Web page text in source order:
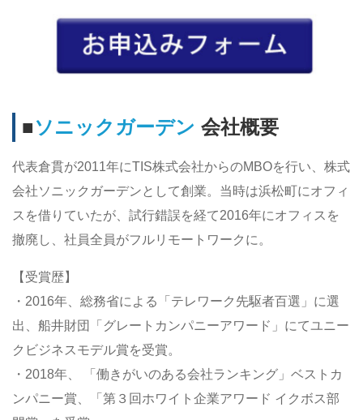
■ソニックガーデン 会社概要
代表倉貫が2011年にTIS株式会社からのMBOを行い、株式
会社ソニックガーデンとして創業。当時は浜松町にオフィ
スを借りていたが、試行錯誤を経て2016年にオフィスを
撤廃し、社員全員がフルリモートワークに。
【受賞歴】
・2016年、総務省による「テレワーク先駆者百選」に選
出、船井財団「グレートカンパニーアワード」にてユニー
クビジネスモデル賞を受賞。
・2018年、 「働きがいのある会社ランキング」ベストカ
ンパニー賞、「第３回ホワイト企業アワード イクボス部